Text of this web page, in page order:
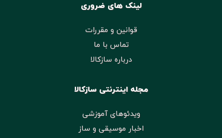
لینک های ضروری
قوانین و مقررات
تماس با ما
درباره سازکالا
مجله اینترنتی سازکالا
ویدئوهای آموزشی
اخبار موسیقی و ساز